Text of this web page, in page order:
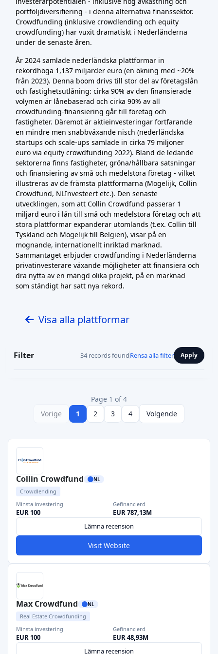
portföljdiversifiering - i denna alternativa finanssektor.
Crowdfunding (inklusive crowdlending och equity
crowdfunding) har vuxit dramatiskt i Nederländerna
under de senaste åren.
År 2024 samlade nederländska plattformar in
rekordhöga 1,137 miljarder euro (en ökning med ~20%
från 2023). Denna boom drivs till stor del av företagslån
och fastighetsutlåning: cirka 90% av den finansierade
volymen är lånebaserad och cirka 90% av all
crowdfunding-finansiering går till företag och
fastigheter. Däremot är aktieinvesteringar fortfarande
en mindre men snabbväxande nisch (nederländska
startups och scale-ups samlade in cirka 79 miljoner
euro via equity crowdfunding 2022). Bland de ledande
sektorerna finns fastigheter, gröna/hållbara satsningar
och finansiering av små och medelstora företag - vilket
illustreras av de främsta plattformarna (Mogelijk, Collin
Crowdfund, NLInvesteert etc.). Den senaste
utvecklingen, som att Collin Crowdfund passerar 1
miljard euro i lån till små och medelstora företag och att
stora plattformar expanderar utomlands (t.ex. Collin till
Tyskland och Mogelijk till Belgien), visar på en
mognande, internationellt inriktad marknad.
Sammantaget erbjuder crowdfunding i Nederländerna
privatinvesterare växande möjligheter att finansiera och
dra nytta av en mängd olika projekt, på en marknad
som ständigt har satt nya rekord.
Visa alla plattformar
Filter 34 records foundRensa alla filter Apply
Page 1 of 4
Vorige
1 2 3 4 Volgende
Collin Crowdfund NL
Crowdlending
Minsta investering
EUR 100
Gefinancierd
EUR 787,13M
Lämna recension
Visit Website
Max Crowdfund NL
Real Estate Crowdfunding
Minsta investering
EUR 100
Gefinancierd
EUR 48,93M
Lämna recension